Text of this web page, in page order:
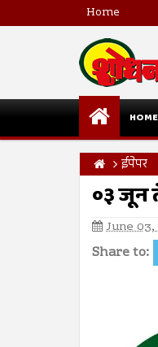
Home
HOME
ईपेपर
०३ जून
June
Share to: